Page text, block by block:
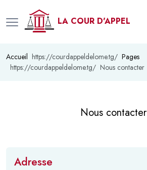
LA COUR D'APPEL
Accueil
Pages
Nous contacter
Nous contacter
Adresse